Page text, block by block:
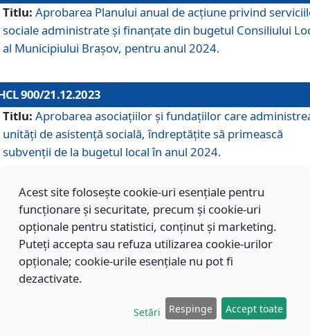
Titlu: Aprobarea Planului anual de acțiune privind
sociale administrate și finanțate din bugetul Consiliului
al Municipiului Brașov, pentru anul 2024.
900/21.12.2023
Titlu: Aprobarea asociațiilor şi fundațiilor care
unități de asistenţă socială, îndreptăţite să primească
subvenţii de la bugetul local în anul 2024.
899/21.12.2023
Aprobarea standardelor de cost pentru serviciile
sociale furnizate în cadrul Direcției de Asistență Socială
Brașov, pentru anul 2024.
Modificarea Anexei la H.C.L. nr. 91 din 09.02.2018,
Acest site folosește cookie-uri esențiale pentru
funcționare și securitate, precum și cookie-uri
opționale pentru statistici, conținut și marketing.
Puteți accepta sau refuza utilizarea cookie-urilor
opționale; cookie-urile esențiale nu pot fi
dezactivate.
Setări Respinge Accept toate